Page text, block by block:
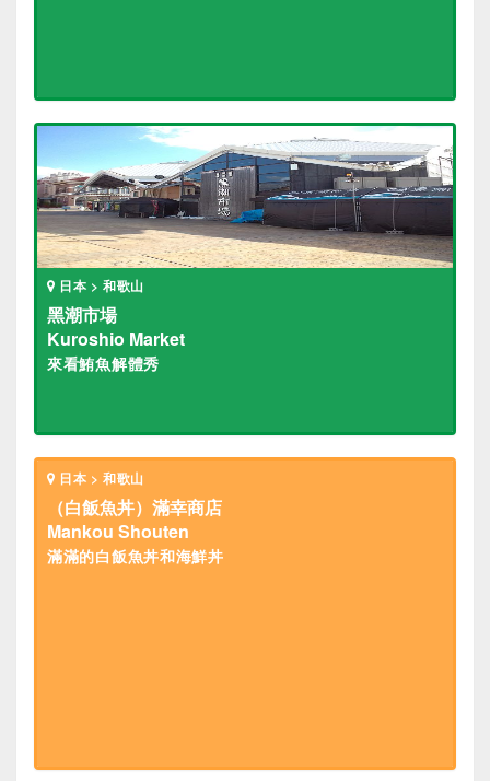
日本 > 和歌山
黑潮市場
Kuroshio Market
來看鮪魚解體秀
日本 > 和歌山
（白飯魚丼）滿幸商店
Mankou Shouten
滿滿的白飯魚丼和海鮮丼